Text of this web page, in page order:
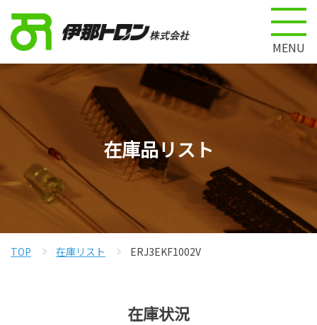
MENU
在庫品リスト
TOP 在庫リスト ERJ3EKF1002V
在庫状況